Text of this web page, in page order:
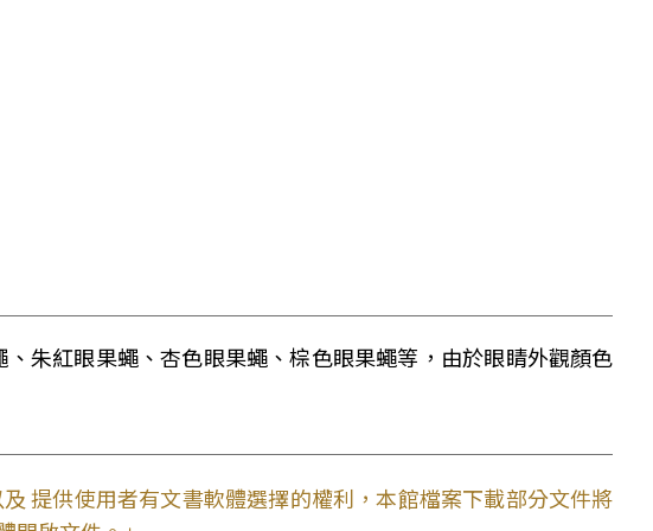
朱紅眼果蠅、杏色眼果蠅、棕色眼果蠅等，由於眼睛外觀顏色
提供使用者有文書軟體選擇的權利，本館檔案下載部分文件將